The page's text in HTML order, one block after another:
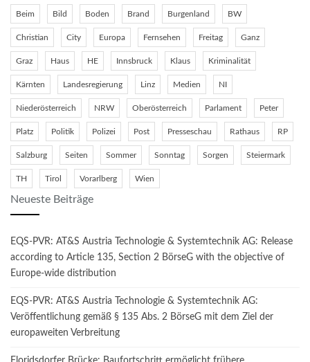
Beim Bild Boden Brand Burgenland BW
Christian City Europa Fernsehen Freitag Ganz
Graz Haus HE Innsbruck Klaus Kriminalität
Kärnten Landesregierung Linz Medien NI
Niederösterreich NRW Oberösterreich Parlament Peter
Platz Politik Polizei Post Presseschau Rathaus RP
Salzburg Seiten Sommer Sonntag Sorgen Steiermark
TH Tirol Vorarlberg Wien
Neueste Beiträge
EQS-PVR: AT&S Austria Technologie & Systemtechnik AG: Release
according to Article 135, Section 2 BörseG with the objective of
Europe-wide distribution
EQS-PVR: AT&S Austria Technologie & Systemtechnik AG:
Veröffentlichung gemäß § 135 Abs. 2 BörseG mit dem Ziel der
europaweiten Verbreitung